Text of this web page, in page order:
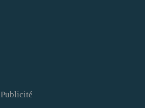
Publicité